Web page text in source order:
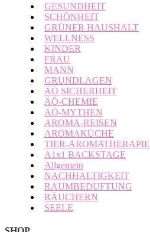
GESUNDHEIT
SCHÖNHEIT
GRÜNER HAUSHALT
WELLNESS
KINDER
FRAU
MANN
GRUNDLAGEN
ÄÖ SICHERHEIT
ÄÖ-CHEMIE
ÄÖ-MYTHEN
AROMA-REISEN
AROMAKÜCHE
TIER-AROMATHERAPIE
A1x1 BACKSTAGE
Allgemein
NACHHALTIGKEIT
RAUMBEDUFTUNG
RÄUCHERN
SEELE